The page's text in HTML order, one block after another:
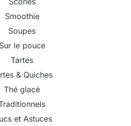
Smoothie
Soupes
Sur le pouce
Tartes
& Quiches
Thé glacé
et Astuces